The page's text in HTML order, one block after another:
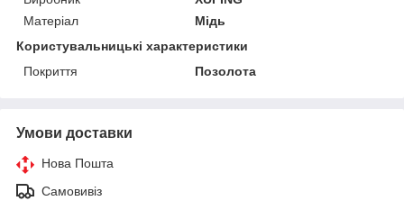
Матеріал
Мідь
Користувальницькі характеристики
Покриття
Позолота
Умови доставки
Нова Пошта
Самовивіз